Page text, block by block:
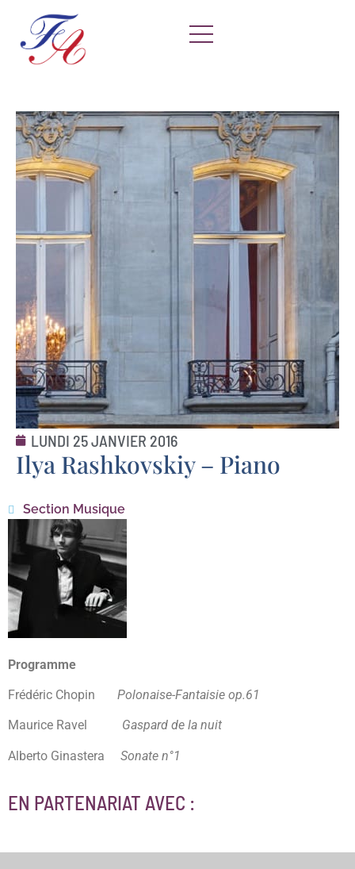
LUNDI 25 JANVIER 2016
Ilya Rashkovskiy – Piano
Section Musique
Programme
Frédéric Chopin Polonaise-Fantaisie op.61
Maurice Ravel Gaspard de la nuit
Alberto Ginastera Sonate n°1
EN PARTENARIAT AVEC :